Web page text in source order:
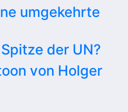
umgekehrte
der UN?
von Holger